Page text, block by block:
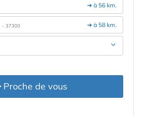
➔ à 56 km.
➔ à 58 km.
- 37300
Proche de vous